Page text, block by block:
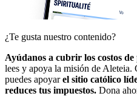
¿Te gusta nuestro contenido?
Ayúdanos a cubrir los costos
lees y apoya la misión de Aleteia.
puedes apoyarel sitio católico
reduces tus impuestos. Dona